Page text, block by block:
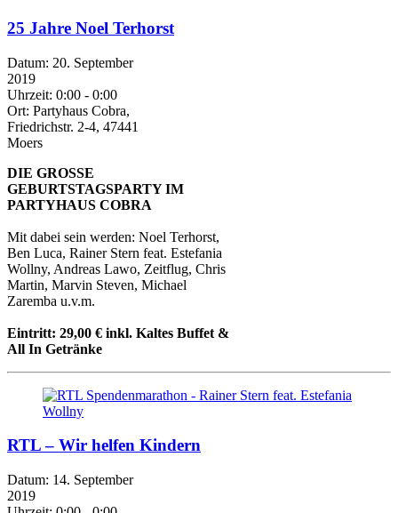
25 Jahre Noel Terhorst
Datum: 20. September
2019
Uhrzeit: 0:00 - 0:00
Ort: Partyhaus Cobra,
Friedrichstr. 2-4, 47441
Moers
DIE GROSSE
GEBURTSTAGSPARTY IM
PARTYHAUS COBRA
Mit dabei sein werden: Noel Terhorst,
Ben Luca, Rainer Stern feat. Estefania
Wollny, Andreas Lawo, Zeitflug, Chris
Martin, Marvin Steven, Michael
Zaremba u.v.m.
Eintritt: 29,00 € inkl. Kaltes Buffet &
All In Getränke
RTL – Wir helfen Kindern
Datum: 14. September
2019